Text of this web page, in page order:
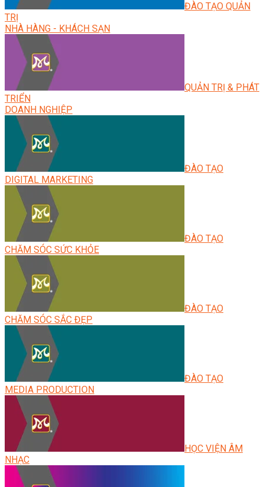
ĐÀO TẠO QUẢN
TRỊ
NHÀ HÀNG - KHÁCH SẠN
QUẢN TRỊ & PHÁT
TRIỂN
DOANH NGHIỆP
ĐÀO TẠO
DIGITAL MARKETING
ĐÀO TẠO
CHĂM SÓC SỨC KHỎE
ĐÀO TẠO
CHĂM SÓC SẮC ĐẸP
ĐÀO TẠO
MEDIA PRODUCTION
HỌC VIỆN ÂM
NHẠC